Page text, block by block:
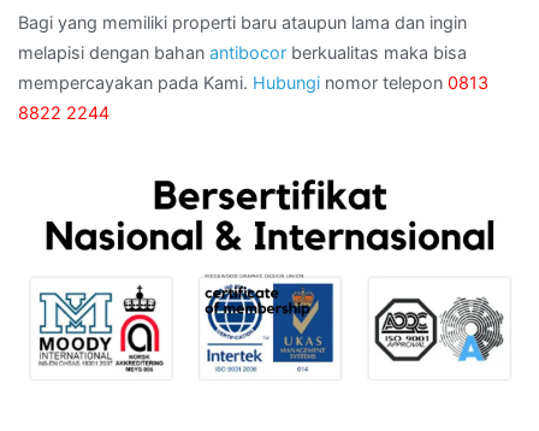
Bagi yang memiliki properti baru ataupun lama dan ingin
melapisi dengan bahan antibocor berkualitas maka bisa
mempercayakan pada Kami. Hubungi nomor telepon 0813
8822 2244